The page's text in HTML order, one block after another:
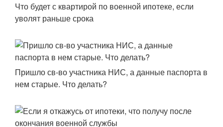
Что будет с квартирой по военной ипотеке, если
уволят раньше срока
Пришло св-во участника НИС, а данные паспорта в
нем старые. Что делать?